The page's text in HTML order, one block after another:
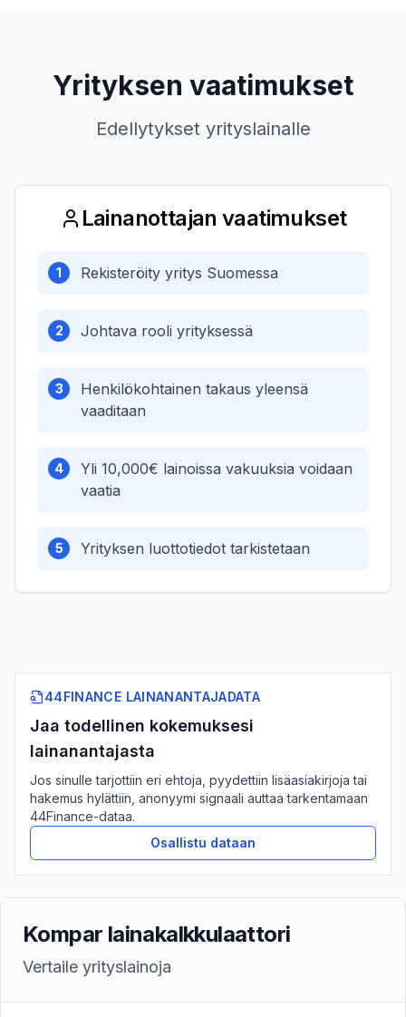
Yrityksen vaatimukset
Edellytykset yrityslainalle
Lainanottajan vaatimukset
1 Rekisteröity yritys Suomessa
2 Johtava rooli yrityksessä
3
Henkilökohtainen takaus yleensä
vaaditaan
4
Yli 10,000€ lainoissa vakuuksia voidaan
vaatia
5 Yrityksen luottotiedot tarkistetaan
44FINANCE LAINANANTAJADATA
Jaa todellinen kokemuksesi
lainanantajasta
Jos sinulle tarjottiin eri ehtoja, pyydettiin lisäasiakirjoja tai
hakemus hylättiin, anonyymi signaali auttaa tarkentamaan
44Finance-dataa.
Osallistu dataan
Kompar lainakalkkulaattori
Vertaile yrityslainoja